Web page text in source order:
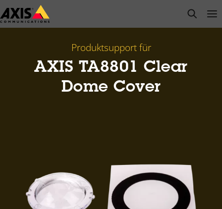
Zum
Hauptinhalt
open
Produktsupport für
AXIS TA8801 Clear
Dome Cover